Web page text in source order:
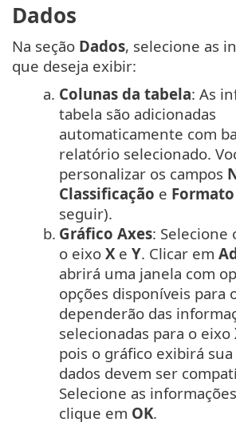
Dados
Na seção Dados, selecione as
que deseja exibir:
a. Colunas da tabela: As
tabela são adicionadas
automaticamente com
relatório selecionado.
personalizar os campos
Classificação e Formato
seguir).
b. Gráfico Axes: Selecione
o eixo Xe Y. Clicar em
abrirá uma janela com
opções disponíveis para
dependerão das
selecionadas para o eixo
pois o gráfico exibirá
dados devem ser
Selecione as
clique em OK.